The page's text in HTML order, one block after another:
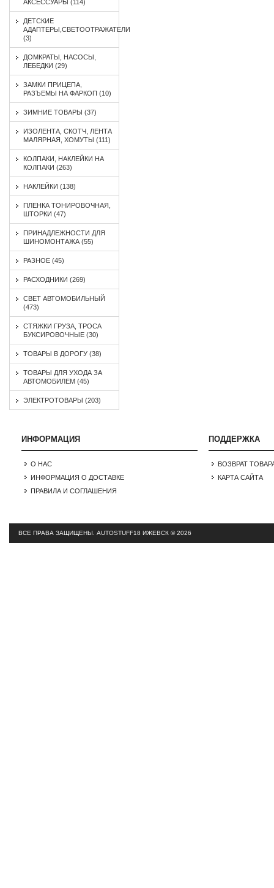
АКСЕССУАРЫ (114)
ДЕТСКИЕ
АДАПТЕРЫ,СВЕТООТРАЖАТЕЛИ
(3)
ДОМКРАТЫ, НАСОСЫ,
ЛЕБЕДКИ (29)
ЗАМКИ ПРИЦЕПА,
РАЗЪЕМЫ НА ФАРКОП (10)
ЗИМНИЕ ТОВАРЫ (37)
ИЗОЛЕНТА, СКОТЧ, ЛЕНТА
МАЛЯРНАЯ, ХОМУТЫ (111)
КОЛПАКИ, НАКЛЕЙКИ НА
КОЛПАКИ (263)
НАКЛЕЙКИ (138)
ПЛЕНКА ТОНИРОВОЧНАЯ,
ШТОРКИ (47)
ПРИНАДЛЕЖНОСТИ ДЛЯ
ШИНОМОНТАЖА (55)
РАЗНОЕ (45)
РАСХОДНИКИ (269)
СВЕТ АВТОМОБИЛЬНЫЙ
(473)
СТЯЖКИ ГРУЗА, ТРОСА
БУКСИРОВОЧНЫЕ (30)
ТОВАРЫ В ДОРОГУ (38)
ТОВАРЫ ДЛЯ УХОДА ЗА
АВТОМОБИЛЕМ (45)
ЭЛЕКТРОТОВАРЫ (203)
ИНФОРМАЦИЯ
О НАС
ИНФОРМАЦИЯ О ДОСТАВКЕ
ПРАВИЛА И СОГЛАШЕНИЯ
ПОДДЕРЖКА
ВОЗВРАТ
КАРТА САЙТА
ВСЕ ПРАВА ЗАЩИЩЕНЫ. AUTOSTUFF18 ИЖЕВСК © 2026